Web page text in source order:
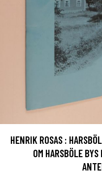
HENRIK ROSAS :
OM HARSBÖLE